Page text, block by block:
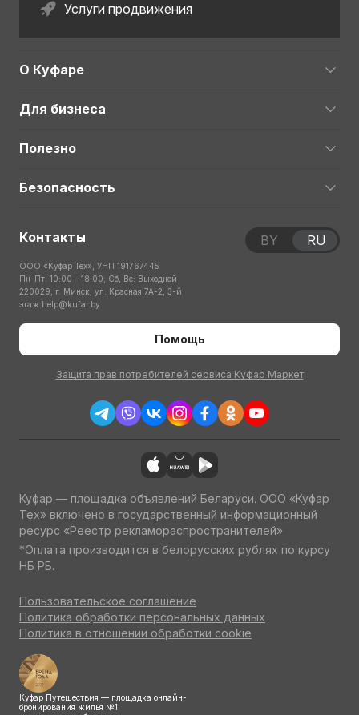
Услуги продвижения
О Куфаре
Для бизнеса
Полезно
Безопасность
Контакты
ООО «Куфар Тех», УНП 191767445
Пн-Пт: 10:00 – 18:00; Сб, Вс: Выходной
220029, г. Минск, ул. Красная 7А-2, 3-й
этаж help@kufar.by
Помощь
Защита прав потребителей сервиса Куфар Маркет
BY RU
Куфар — площадка объявлений Беларуси. ООО «Куфар
Тех» включено в государственный информационный
ресурс «Реестр рекламораспространителей»
*Оплата производится в белорусских рублях по курсу
НБ РБ.
Пользовательское соглашение
Политика обработки персональных данных
Политика в отношении обработки cookie
Куфар Путешествия — площадка онлайн-
бронирования жилья №1